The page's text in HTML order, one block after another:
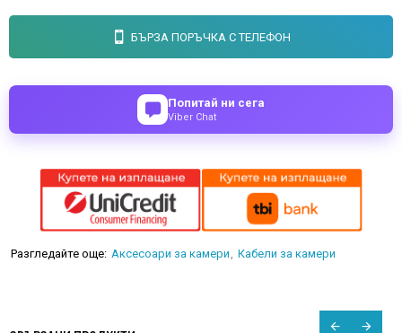
БЪРЗА ПОРЪЧКА С ТЕЛЕФОН
Попитай ни сега
Viber Chat
Разгледайте още: Аксесоари за камери Кабели за камери